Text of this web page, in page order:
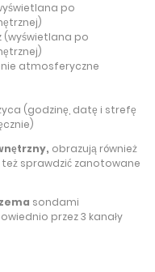
po
po
atmosferyczne
(godzinę, datę i strefę
obrazują również
sprawdzić zanotowane
sondami
przez 3 kanały